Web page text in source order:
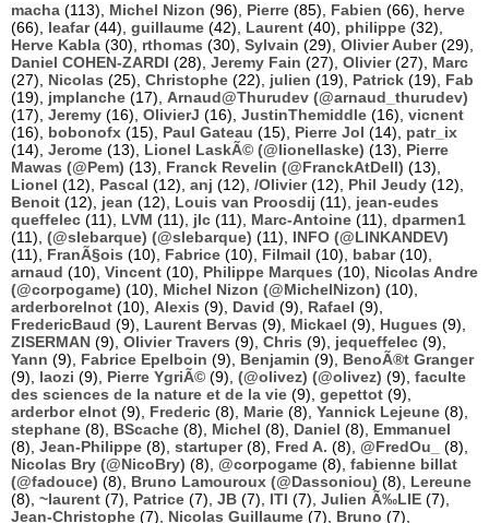
macha (113), Michel Nizon (96), Pierre (85), Fabien (66), herve
(66), leafar(44), guillaume (42), Laurent (40), philippe (32),
Herve Kabla (30), rthomas (30), Sylvain (29), Olivier Auber(29),
Daniel COHEN-ZARDI (28), Jeremy Fain (27), Olivier(27), Marc
(27), Nicolas (25), Christophe (22), julien (19), Patrick (19), Fab
(19), jmplanche (17), Arnaud@Thurudev (@arnaud_thurudev)
(17), Jeremy (16), OlivierJ (16), JustinThemiddle (16), vicnent
(16), bobonofx (15), Paul Gateau (15), Pierre Jol (14), patr_ix
(14), Jerome (13), Lionel LaskÃ© (@lionellaske) (13), Pierre
Mawas (@Pem) (13), Franck Revelin (@FranckAtDell) (13),
Lionel (12), Pascal (12), anj (12), /Olivier(12), Phil Jeudy (12),
Benoit (12), jean (12), Louis van Proosdij (11), jean-eudes
queffelec (11), LVM (11), jlc (11), Marc-Antoine (11), dparmen1
(11), (@slebarque) (@slebarque) (11), INFO (@LINKANDEV)
(11), FranÃ§ois (10), Fabrice (10), Filmail (10), babar(10),
arnaud (10), Vincent (10), Philippe Marques (10), Nicolas Andre
(@corpogame) (10), Michel Nizon (@MichelNizon) (10),
arderborelnot (10), Alexis (9), David (9), Rafael (9),
FredericBaud (9), Laurent Bervas (9), Mickael (9), Hugues (9),
ZISERMAN (9), Olivier Travers (9), Chris (9), jequeffelec (9),
Yann (9), Fabrice Epelboin (9), Benjamin (9), BenoÃ®t Granger
(9), laozi (9), Pierre YgriÃ© (9), (@olivez) (@olivez) (9), faculte
des sciences de la nature et de la vie (9), gepettot (9),
arderbor elnot (9), Frederic (8), Marie (8), Yannick Lejeune (8),
stephane (8), BScache (8), Michel (8), Daniel (8), Emmanuel
(8), Jean-Philippe (8), startuper(8), Fred A. (8), @FredOu_
(8),
Nicolas Bry (@NicoBry) (8), @corpogame (8), fabienne billat
(@fadouce) (8), Bruno Lamouroux (@Dassoniou) (8), Lereune
(8), ~laurent (7), Patrice (7), JB (7), ITI (7), Julien Ã‰LIE (7),
Jean-Christophe (7), Nicolas Guillaume (7), Bruno (7),